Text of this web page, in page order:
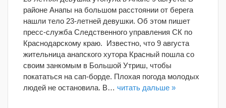
районе Анапы на большом расстоянии от берега
нашли тело 23-летней девушки. Об этом пишет
пресс-служба Следственного управления СК по
Краснодарскому краю. Известно, что 9 августа
жительница анапского хутора Красный пошла со
своим занкомым в Большой Утриш, чтобы
покататься на сап-борде. Плохая погода молодых
людей не остановила. В… читать дальше »